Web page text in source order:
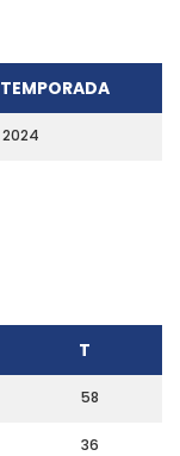
TEMPORADA
2024
T
58
36